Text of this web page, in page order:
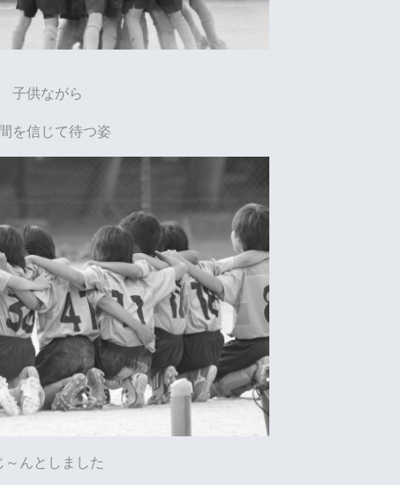
子供ながら
を信じて待つ姿
～んとしました